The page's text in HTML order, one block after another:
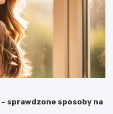
sprawdzone sposoby na